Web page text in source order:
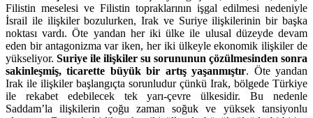
Filistin meselesi ve Filistin topraklarının işgal edilmesi nedeniyle
İsrail ile ilişkiler bozulurken, Irak ve Suriye ilişkilerinin bir başka
noktası vardı. Öte yandan her iki ülke ile ulusal düzeyde devam
eden bir antagonizma var iken, her iki ülkeyle ekonomik ilişkiler de
yükseliyor. Suriye ile ilişkiler su sorununun çözülmesinden sonra
sakinleşmiş, ticarette büyük bir artış yaşanmıştır. Öte yandan
Irak ile ilişkiler başlangıçta sorunludur çünkü Irak, bölgede Türkiye
ile rekabet edebilecek tek yarı-çevre ülkesidir. Bu nedenle
Saddam’la ilişkilerin çoğu zaman soğuk ve yüksek tansiyonlu